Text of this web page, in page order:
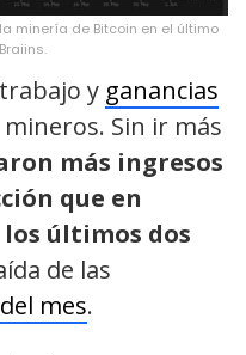
minería de Bitcoin en el último
y ganancias
Sin ir más
más ingresos
que en
últimos dos
de las
mes.